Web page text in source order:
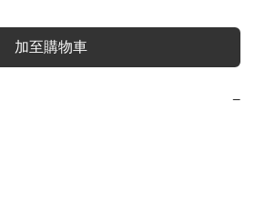
加至購物車
−